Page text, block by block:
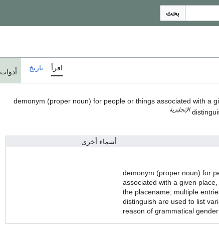
بحث
اقرأ تاريخ أدوات
demonym (proper noun) for people or things associated with a
الإنجليزية
أسماء أخرى
demonym (proper noun) for
associated with a given
the placename; multiple
distinguish are used to list
reason of grammatical